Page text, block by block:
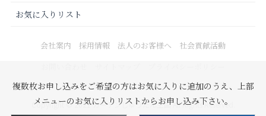
複数枚お申し込みをご希望の方はお気に入りに追加のうえ、上部
メニューのお気に入りリストからお申し込み下さい。
お気に入りリスト
会社案内 採用情報 法人のお客様へ
社会貢献活動
Copyright © 2021 カーテンじゅうたん王国 All Rights Reserved.